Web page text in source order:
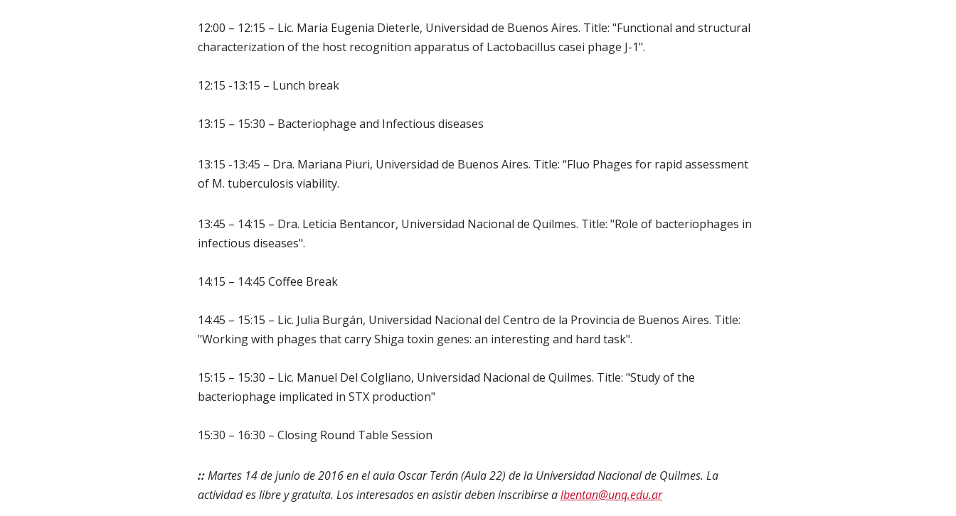
12:00 – 12:15 – Lic. Maria Eugenia Dieterle, Universidad de Buenos Aires. Title: "Functional and structural
characterization of the host recognition apparatus of Lactobacillus casei phage J-1".
12:15 -13:15 – Lunch break
13:15 – 15:30 – Bacteriophage and Infectious diseases
13:15 -13:45 – Dra. Mariana Piuri, Universidad de Buenos Aires. Title: “Fluo Phages for rapid assessment
of M. tuberculosis viability.
13:45 – 14:15 – Dra. Leticia Bentancor, Universidad Nacional de Quilmes. Title: "Role of bacteriophages in
infectious diseases".
14:15 – 14:45 Coffee Break
14:45 – 15:15 – Lic. Julia Burgán, Universidad Nacional del Centro de la Provincia de Buenos Aires. Title:
"Working with phages that carry Shiga toxin genes: an interesting and hard task".
15:15 – 15:30 – Lic. Manuel Del Colgliano, Universidad Nacional de Quilmes. Title: "Study of the
bacteriophage implicated in STX production"
15:30 – 16:30 – Closing Round Table Session
::Martes 14 de junio de 2016 en el aula Oscar Terán (Aula 22) de la Universidad Nacional de Quilmes. La
actividad es libre y gratuita. Los interesados en asistir deben inscribirse albentan@unq.edu.ar